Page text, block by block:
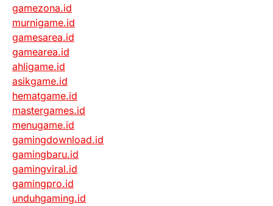
gamezona.id
murnigame.id
gamesarea.id
gamearea.id
ahligame.id
asikgame.id
hematgame.id
mastergames.id
menugame.id
gamingdownload.id
gamingbaru.id
gamingviral.id
gamingpro.id
unduhgaming.id